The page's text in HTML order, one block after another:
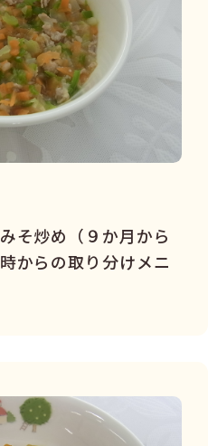
そ炒め（９か月から
からの取り分けメニ